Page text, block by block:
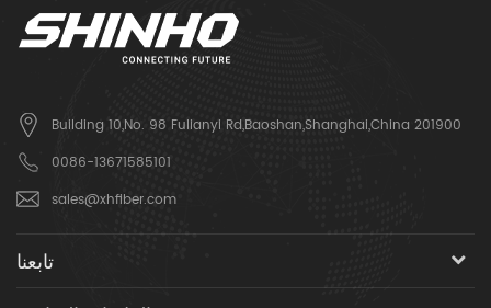
Building 10,No. 98 Fulianyi Rd,Baoshan,Shanghai,China 201900
0086-13671585101
sales@xhfiber.com
تابعنا